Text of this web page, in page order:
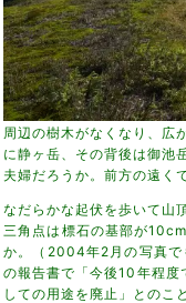
周辺の樹木がなくなり、広
に静ヶ岳、その背後は御池
夫婦だろうか。前方の遠く
なだらかな起伏を歩いて山
三角点は標石の基部が
か。（2004年2月の写真で
の報告書で「今後10年程度
しての用途を廃止」とのこ